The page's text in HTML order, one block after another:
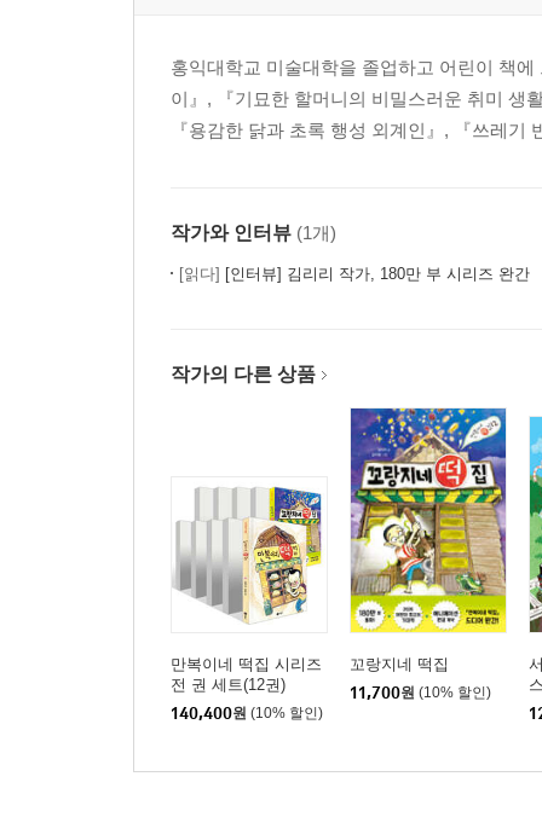
홍익대학교 미술대학을 졸업하고 어린이 책
이』, 『기묘한 할머니의 비밀스러운 취미 생
『용감한 닭과 초록 행성 외계인』, 『쓰레기
작가와 인터뷰 (1개)
[읽다] [인터뷰] 김리리 작가, 180만 부 시리즈 완간 『꼬
작가의 다른 상품
만복이네 떡집 시리즈
전 권 세트(12권)
140,400원 (10% 할인)
꼬랑지네 떡집
11,700원 (10% 할인)